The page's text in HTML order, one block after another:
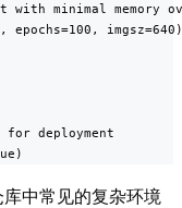
minimal memory
imgsz=640)
for deployment
中常见的复杂环境